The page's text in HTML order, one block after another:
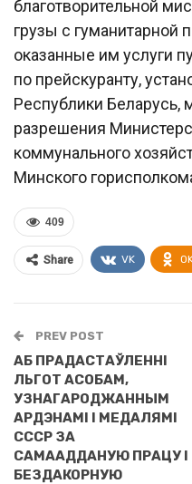
благотворительной
грузы с гуманитарной
оказанные им услуги
по прейскуранту,
Республики Беларусь,
разрешения
коммунального
Минского
409
Share VK
PREV POST
АБ ПРАДАСТАЎЛЕННI
ЛЬГОТ АСОБАМ,
УЗНАГАРОДЖАННЫМ
АРДЭНАМI I МЕДАЛЯМI
СССР ЗА
САМААДДАНУЮ ПРАЦУ I
БЕЗДАКОРНУЮ